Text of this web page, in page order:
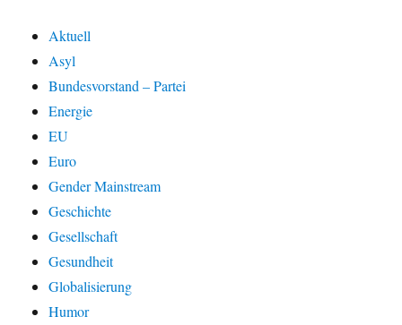
Aktuell
Asyl
Bundesvorstand – Partei
Energie
EU
Euro
Gender Mainstream
Geschichte
Gesellschaft
Gesundheit
Globalisierung
Humor